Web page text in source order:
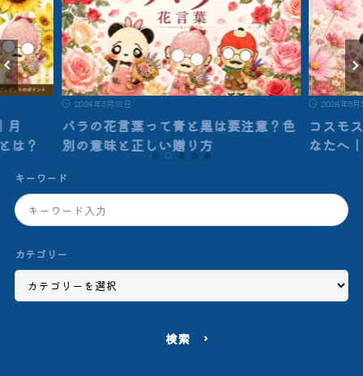
月
は？
2024年5月31日
バラの花言葉って青と黒は要注意？色
別の意味と正しい贈り方
2024年6
コスモ
なたへ
キーワード
カテゴリー
検索